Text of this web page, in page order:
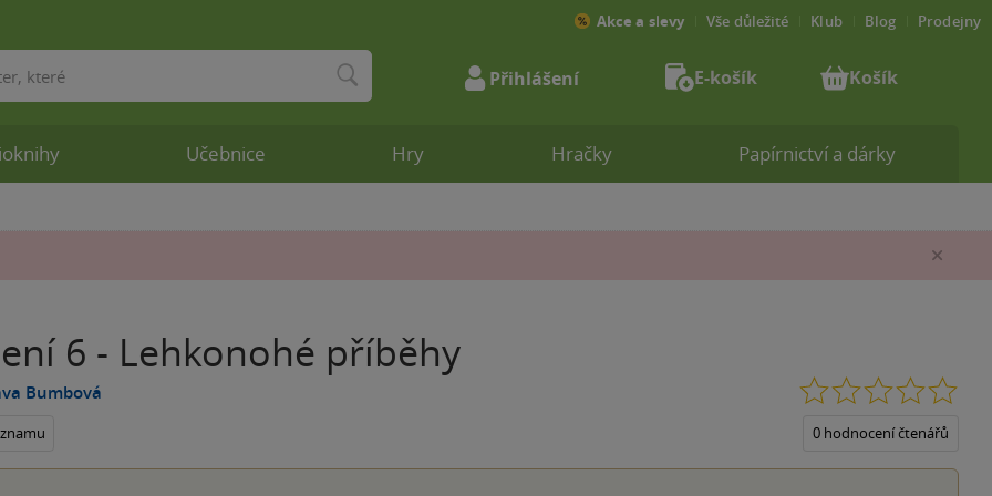
6 - Lehkonohé příběhy
Bumbová
0 hodnocení čtenářů
Učebnice Hry Hračky Papírnictví a dárky
Akce a slevy Vše důležité Klub Blog Prodejny
Přihlášení E-košík Košík